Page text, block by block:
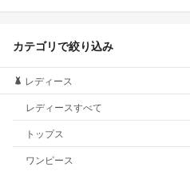
カテゴリで絞り込み
レディース
レディースすべて
トップス
ワンピース